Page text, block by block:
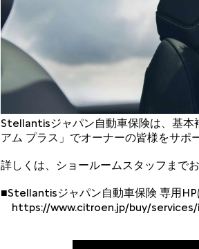
Stellantisジャパン自動車保険は、基本
アム プラス」でオーナーの皆様をサポ
詳しくは、ショールームスタッフまで
■Stellantisジャパン自動車保険 専用
https://www.citroen.jp/buy/services/